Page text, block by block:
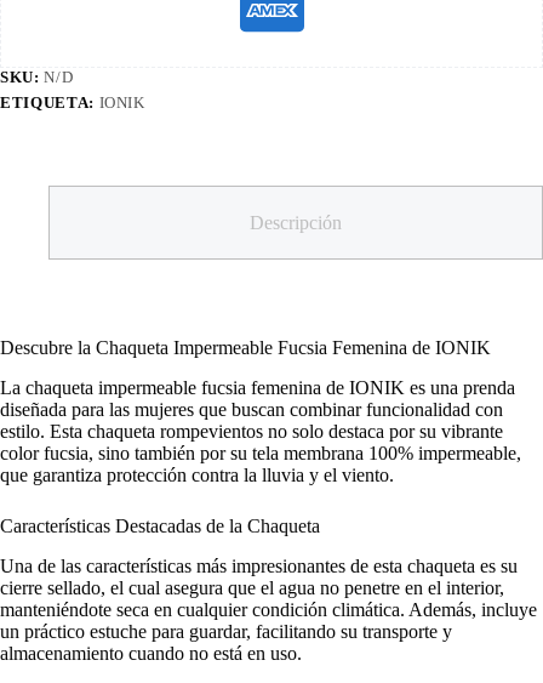
SKU:N/D
ETIQUETA: IONIK
Descripción
Descubre la Chaqueta Impermeable Fucsia Femenina de IONIK
La chaqueta impermeable fucsia femenina de IONIK es una prenda
diseñada para las mujeres que buscan combinar funcionalidad con
estilo. Esta chaqueta rompevientos no solo destaca por su vibrante
color fucsia, sino también por su tela membrana 100% impermeable,
que garantiza protección contra la lluvia y el viento.
Características Destacadas de la Chaqueta
Una de las características más impresionantes de esta chaqueta es su
cierre sellado, el cual asegura que el agua no penetre en el interior,
manteniéndote seca en cualquier condición climática. Además, incluye
un práctico estuche para guardar, facilitando su transporte y
almacenamiento cuando no está en uso.